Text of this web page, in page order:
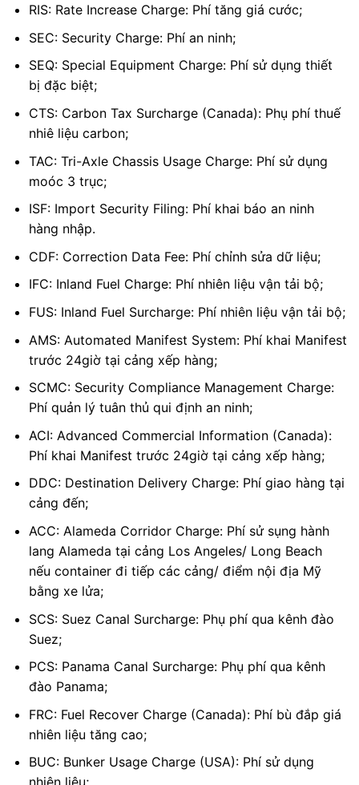
RIS: Rate Increase Charge: Phí tăng giá cước;
SEC: Security Charge: Phí an ninh;
SEQ: Special Equipment Charge: Phí sử dụng thiết
bị đặc biệt;
CTS: Carbon Tax Surcharge (Canada): Phụ phí thuế
nhiê liệu carbon;
TAC: Tri-Axle Chassis Usage Charge: Phí sử dụng
moóc 3 trục;
ISF: Import Security Filing: Phí khai báo an ninh
hàng nhập.
CDF: Correction Data Fee: Phí chỉnh sửa dữ liệu;
IFC: Inland Fuel Charge: Phí nhiên liệu vận tải bộ;
FUS: Inland Fuel Surcharge: Phí nhiên liệu vận tải bộ;
AMS: Automated Manifest System: Phí khai Manifest
trước 24giờ tại cảng xếp hàng;
SCMC: Security Compliance Management Charge:
Phí quản lý tuân thủ qui định an ninh;
ACI: Advanced Commercial Information (Canada):
Phí khai Manifest trước 24giờ tại cảng xếp hàng;
DDC: Destination Delivery Charge: Phí giao hàng tại
cảng đến;
ACC: Alameda Corridor Charge: Phí sử sụng hành
lang Alameda tại cảng Los Angeles/ Long Beach
nếu container đi tiếp các cảng/ điểm nội địa Mỹ
bằng xe lửa;
SCS: Suez Canal Surcharge: Phụ phí qua kênh đào
Suez;
PCS: Panama Canal Surcharge: Phụ phí qua kênh
đào Panama;
FRC: Fuel Recover Charge (Canada): Phí bù đắp giá
nhiên liệu tăng cao;
BUC: Bunker Usage Charge (USA): Phí sử dụng